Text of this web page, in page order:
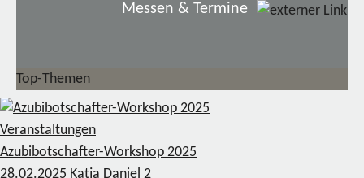
Messen & Termine
Top-Themen
Veranstaltungen
Azubibotschafter-Workshop 2025
28.02.2025 Katja Daniel 2